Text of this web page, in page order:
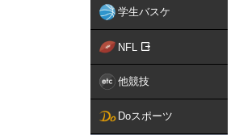
学生バスケ
NFL
他競技
Doスポーツ